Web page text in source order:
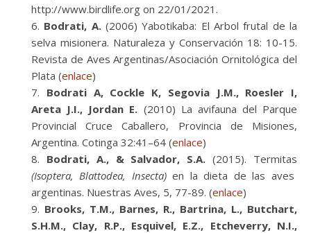
http://www.birdlife.org on 22/01/2021.
Bodrati, A.(2006) Yabotikaba: El Arbol frutal de la
selva misionera. Naturaleza y Conservación 18: 10-15.
Revista de Aves Argentinas/Asociación Ornitológica del
Plata (enlace)
Bodrati A, Cockle K, Segovia J.M., Roesler I,
Areta J.I., Jordan E. (2010) La avifauna del Parque
Provincial Cruce Caballero, Provincia de Misiones,
Argentina. Cotinga 32:41–64 (enlace)
Bodrati, A., & Salvador, S.A. (2015). Termitas
(Isoptera, Blattodea, Insecta)en la dieta de las aves
argentinas. Nuestras Aves, 5, 77-89. (enlace)
Brooks, T.M., Barnes, R., Bartrina, L., Butchart,
S.H.M., Clay, R.P., Esquivel, E.Z., Etcheverry, N.I.,